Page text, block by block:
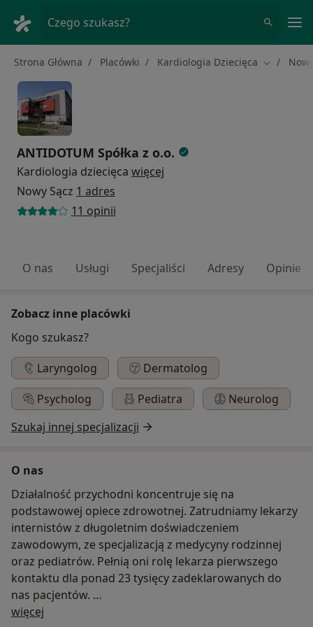
Czego szukasz?
Strona Główna Placówki Kardiologia Dziecięca Zmień
ANTIDOTUM Spółka z o.o.
Kardiologia dziecięca więcej
Nowy Sącz 1 adres
11 opinii
O nas Usługi Specjaliści Adresy Opinie
Zobacz inne placówki
Kogo szukasz?
Laryngolog
Dermatolog
Psycholog
Pediatra
Neurolog
Szukaj innej specjalizacji
O nas
Działalność przychodni koncentruje się na
podstawowej opiece zdrowotnej. Zatrudniamy lekarzy
internistów z długoletnim doświadczeniem
zawodowym, ze specjalizacją z medycyny rodzinnej
oraz pediatrów. Pełnią oni rolę lekarza pierwszego
kontaktu dla ponad 23 tysięcy zadeklarowanych do
nas pacjentów.
Dodatkowo świadczymy usługi komercyjne w zakresie
więcej